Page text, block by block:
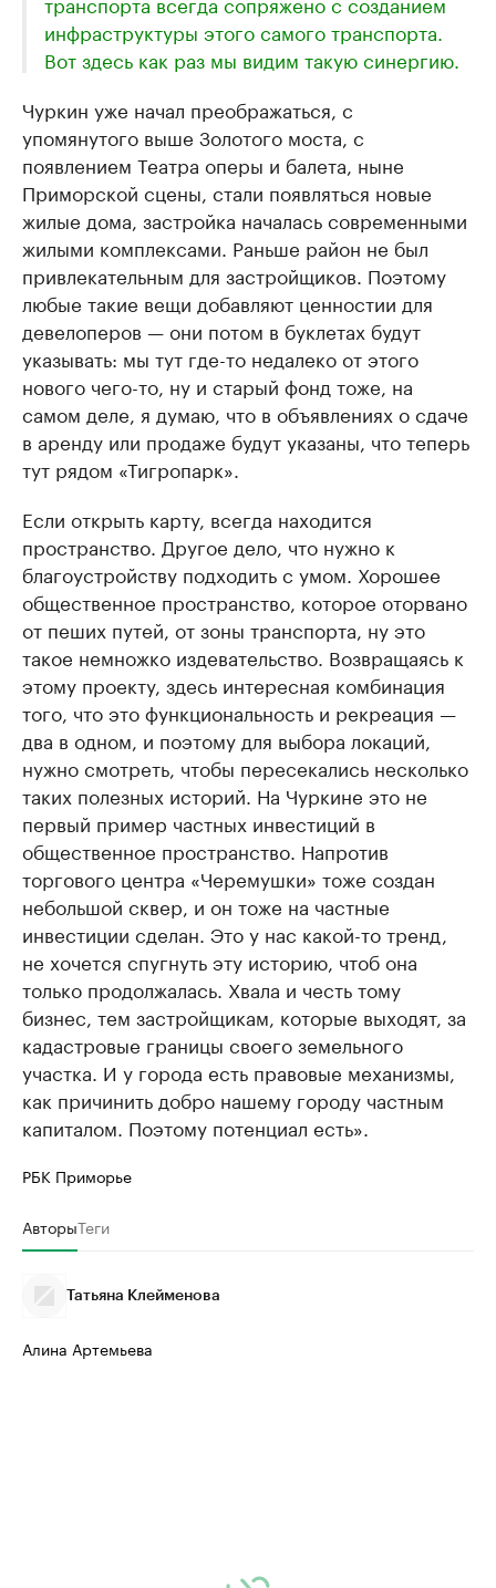
инфраструктуры этого самого транспорта.
Вот здесь как раз мы видим такую синергию.
Чуркин уже начал преображаться, с
упомянутого выше Золотого моста, с
появлением Театра оперы и балета, ныне
Приморской сцены, стали появляться новые
жилые дома, застройка началась современными
жилыми комплексами. Раньше район не был
привлекательным для застройщиков. Поэтому
любые такие вещи добавляют ценностии для
девелоперов — они потом в буклетах будут
указывать: мы тут где-то недалеко от этого
нового чего-то, ну и старый фонд тоже, на
самом деле, я думаю, что в объявлениях о сдаче
в аренду или продаже будут указаны, что теперь
тут рядом «Тигропарк».
Если открыть карту, всегда находится
пространство. Другое дело, что нужно к
благоустройству подходить с умом. Хорошее
общественное пространство, которое оторвано
от пеших путей, от зоны транспорта, ну это
такое немножко издевательство. Возвращаясь к
этому проекту, здесь интересная комбинация
того, что это функциональность и рекреация —
два в одном, и поэтому для выбора локаций,
нужно смотреть, чтобы пересекались несколько
таких полезных историй. На Чуркине это не
первый пример частных инвестиций в
общественное пространство. Напротив
торгового центра «Черемушки» тоже создан
небольшой сквер, и он тоже на частные
инвестиции сделан. Это у нас какой-то тренд,
не хочется спугнуть эту историю, чтоб она
только продолжалась. Хвала и честь тому
бизнес, тем застройщикам, которые выходят, за
кадастровые границы своего земельного
участка. И у города есть правовые механизмы,
как причинить добро нашему городу частным
капиталом. Поэтому потенциал есть».
РБК Приморье
АвторыТеги
Татьяна Клейменова
Алина Артемьева